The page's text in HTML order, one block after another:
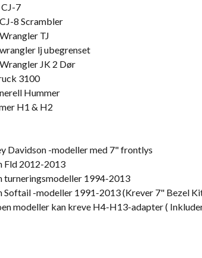
7
8 Scrambler
TJ
lj ubegrenset
JK 2 Dør
3100
Hummer
H1 & H2
Davidson -modeller med 7" frontlys
Fld 2012-2013
turneringsmodeller 1994-2013
Softail -modeller 1991-2013 (Krever 7" Bezel
modeller kan kreve H4-H13-adapter (